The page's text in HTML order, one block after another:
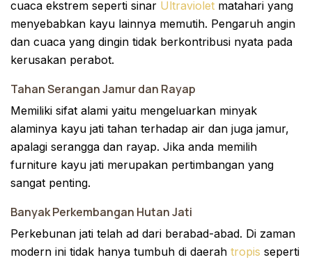
cuaca ekstrem seperti sinar Ultraviolet matahari yang
menyebabkan kayu lainnya memutih. Pengaruh angin
dan cuaca yang dingin tidak berkontribusi nyata pada
kerusakan perabot.
Tahan Serangan Jamur dan Rayap
Memiliki sifat alami yaitu mengeluarkan minyak
alaminya kayu jati tahan terhadap air dan juga jamur,
apalagi serangga dan rayap. Jika anda memilih
furniture kayu jati merupakan pertimbangan yang
sangat penting.
Banyak Perkembangan Hutan Jati
Perkebunan jati telah ad dari berabad-abad. Di zaman
modern ini tidak hanya tumbuh di daerah tropis seperti